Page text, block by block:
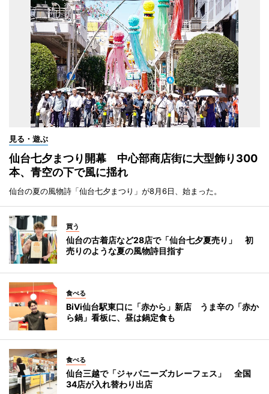
見る・遊ぶ
仙台七夕まつり開幕 中心部商店街に大型飾り300
本、青空の下で風に揺れ
仙台の夏の風物詩「仙台七夕まつり」が8月6日、始まった。
買う
仙台の古着店など28店で「仙台七夕夏売り」 初
売りのような夏の風物詩目指す
食べる
BiVi仙台駅東口に「赤から」新店 うま辛の「赤か
ら鍋」看板に、昼は鍋定食も
食べる
仙台三越で「ジャパニーズカレーフェス」 全国
34店が入れ替わり出店